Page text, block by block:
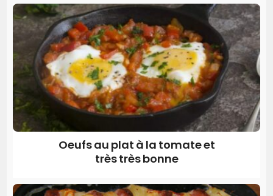
Oeufs au plat à la tomate et
très très bonne